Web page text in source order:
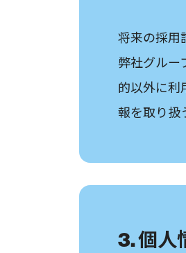
将来の採用
弊社グルー
的以外に利
報を取り扱
3. 個人